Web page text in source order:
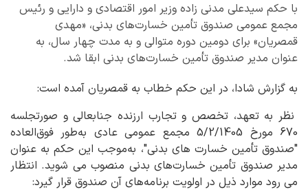
با حکم سیدعلی مدنی زاده وزیر امور اقتصادی و دارایی و رئیس
مجمع عمومی صندوق تأمین خسارت‌های بدنی، «مهدی
قمصریان» برای دومین دوره متوالی و به مدت چهار سال، به
عنوان مدیر صندوق تأمین خسارت‌های بدنی ابقا شد.
به گزارش شادا، در این حکم خطاب به قمصریان آمده است:
نظر به تعهد، تخصص و تجارب ارزنده جنابعالی و صورتجلسه
670 مورخ 5/2/1405 مجمع عمومی عادی به‌طور فوق‌العاده
"صندوق تأمین خسارت های بدنی"، به‌موجب این حکم به عنوان
مدیر صندوق تأمین خسارت‌های بدنی منصوب می شوید. انتظار
می رود موارد ذیل در اولویت برنامه‌های آن صندوق قرار گیرد: